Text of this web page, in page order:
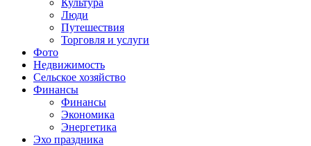
Культура
Люди
Путешествия
Торговля и услуги
Фото
Недвижимость
Сельское хозяйство
Финансы
Финансы
Экономика
Энергетика
Эхо праздника